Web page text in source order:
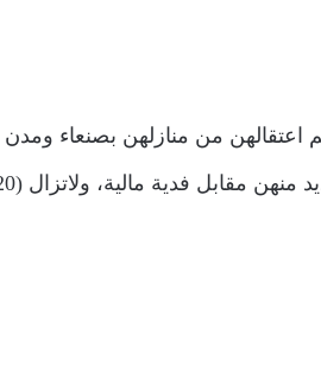
رصدت اعتقال الميليشيا لأكثر من (1,000) امرأة منذ سبتمبر2014، تم اعتقالهن من منازلهن بصنعاء ومدن